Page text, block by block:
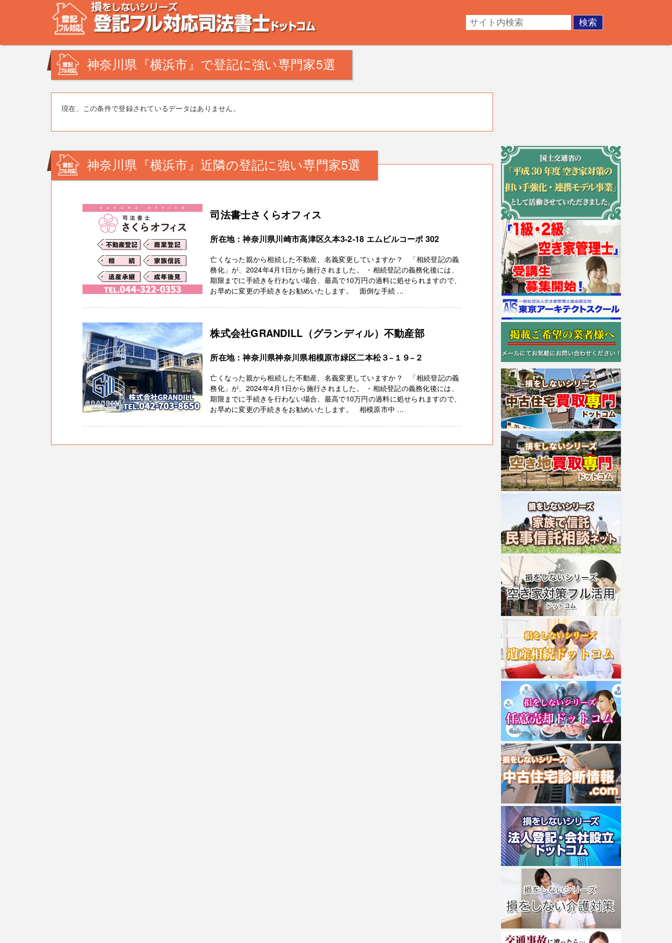
不動産登記の相談なら、登記フル対応司法書士ドットコム。田舎の空き家・空き地の対策でお悩みの方。相続登記・不動産の処分・遺産分割・成年後見。不動産の調査・測量・登記など。あなたの悩
みを司法書士・土地家屋調査士が解決致します！
神奈川県『横浜市』で登記に強い専門家5選
現在、この条件で登録されているデータはありません。
神奈川県『横浜市』近隣の登記に強い専門家5選
司法書士さくらオフィス
所在地：神奈川県川崎市高津区久本3-2-18 エムビルコーポ 302
亡くなった親から相続した不動産、名義変更していますか？ 「相続登記の義
務化」が、2024年4月1日から施行されました。 ・相続登記の義務化後には、
期限までに手続きを行わない場合、最高で10万円の過料に処せられますので、
お早めに変更の手続きをお勧めいたします。 面倒な手続 ...
株式会社GRANDILL（グランディル）不動産部
所在地：神奈川県神奈川県相模原市緑区二本松３−１９−２
亡くなった親から相続した不動産、名義変更していますか？ 「相続登記の義
務化」が、2024年4月1日から施行されました。 ・相続登記の義務化後には、
期限までに手続きを行わない場合、最高で10万円の過料に処せられますので、
お早めに変更の手続きをお勧めいたします。 相模原市中 ...